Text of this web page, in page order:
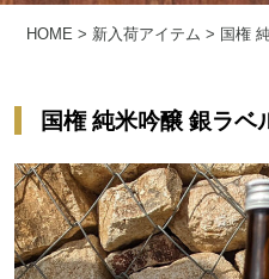
HOME > 新入荷アイテム > 国権
国権 純米吟醸 銀ラベ